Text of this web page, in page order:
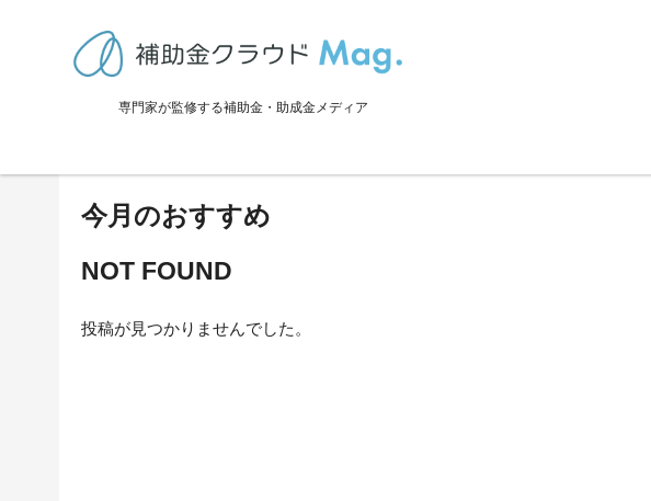
専門家が監修する補助金・助成金メディア
>イベント一覧（補助金）
コロナ関係に関連する記事
今月のおすすめ
NOT FOUND
投稿が見つかりませんでした。